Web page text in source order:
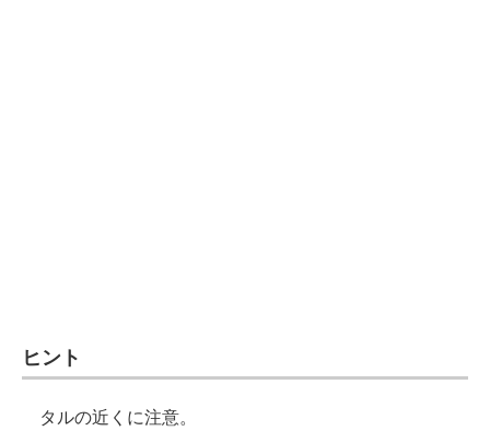
ヒント
タルの近くに注意。